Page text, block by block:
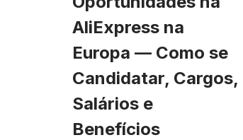
AliExpress na
Europa — Como se
Candidatar, Cargos,
Salários e
Benefícios